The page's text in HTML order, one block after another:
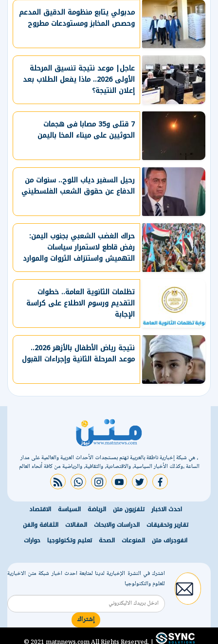
مدبولي يتابع منظومة الدقيق المدعم
وحصص المخابز ومستودعات مطروح
عاجل| موعد نتيجة تنسيق المرحلة
الأولى 2026.. ماذا يفعل الطلاب بعد
إعلان النتيجة؟
7 قتلى و35 مصابا فى هجمات
الحوثيين على ميناء المخا باليمن
رحيل السفير دياب اللوح.. سنوات من
الدفاع عن حقوق الشعب الفلسطيني
حراك الغضب الشعبي بجنوب اليمن:
رفض قاطع لاستمرار سياسات
التهميش واستنزاف الثروات والموارد
الحيوية
تظلمات الثانوية العامة.. خطوات
التقديم ورسوم الاطلاع على كراسة
الإجابة
نتيجة رياض الأطفال بالأزهر 2026..
موعد المرحلة الثانية وإجراءات القبول
، هي شبكة إخبارية ناطقة بالعربية تهتم بمستجدات الأحداث العربية والعالمية على مدار
الساعة ،وكذلك الأخبار السياسية، والاقتصادية، والثقافية، والرياضية من كافة أنحاء العالم
facebook
twitter
youtube
instagram
whatsapp
rss feed
احدث الاخبار تلفزيون متن الرياضة السياسة
الاقتصاد
تقارير وتحقيقات
الدراسات والابحاث المقالات
الثقافة والفن
انفوجراف متن
المنوعات الصحة تعليم وتكنولوجيا حوارات
اشترك في النشرة الإخبارية لدينا لمتابعة احدث اخبار شبكة متن الاخبارية
للعلوم والتكنولوجيا
إشتراك